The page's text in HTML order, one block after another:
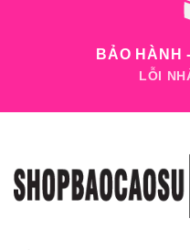
BẢO HÀNH
LỖI